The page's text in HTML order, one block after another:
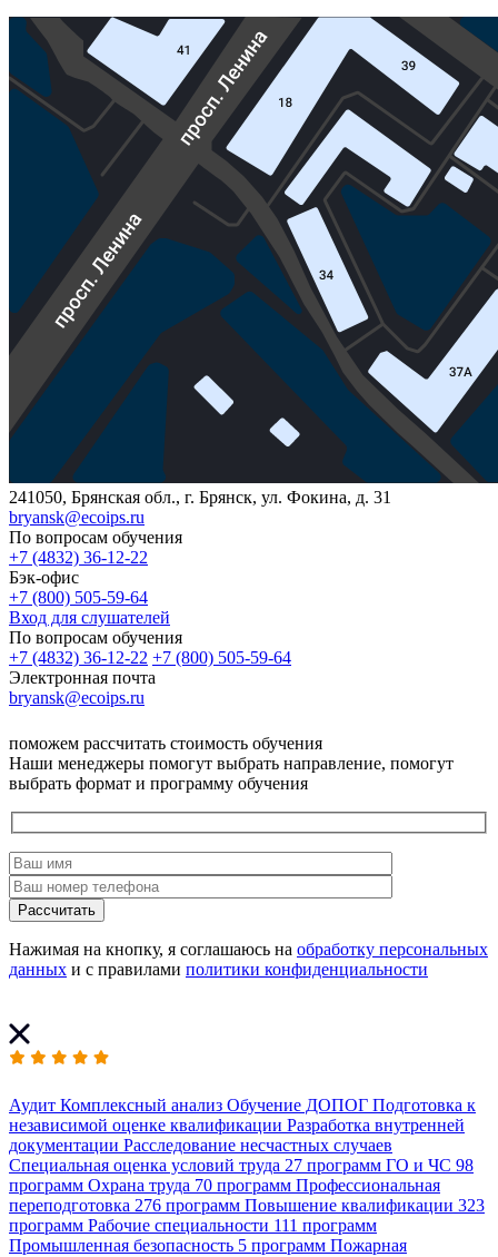
241050, Брянская обл., г. Брянск, ул. Фокина, д. 31
bryansk@ecoips.ru
По вопросам обучения
+7 (4832) 36-12-22
Бэк-офис
+7 (800) 505-59-64
Вход для слушателей
По вопросам обучения
+7 (4832) 36-12-22 +7 (800) 505-59-64
Электронная почта
bryansk@ecoips.ru
поможем рассчитать стоимость обучения
Наши менеджеры помогут выбрать направление, помогут
выбрать формат и программу обучения
Рассчитать
Нажимая на кнопку, я соглашаюсь на обработку персональных
данных и с правилами политики конфиденциальности
Аудит Комплексный анализ Обучение ДОПОГ Подготовка к
независимой оценке квалификации Разработка внутренней
документации Расследование несчастных случаев
Специальная оценка условий труда 27 программ ГО и ЧС 98
программ Охрана труда 70 программ Профессиональная
переподготовка 276 программ Повышение квалификации 323
программ Рабочие специальности 111 программ
Промышленная безопасность 5 программ Пожарная